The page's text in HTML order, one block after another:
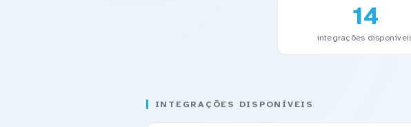
14
integrações
INTEGRAÇÕES DISPONÍVEIS